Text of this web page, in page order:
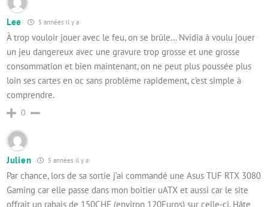
Lee 5 années il y a
À trop vouloir jouer avec le feu, on se brûle… Nvidia à voulu jouer
un jeu dangereux avec une gravure trop grosse et une grosse
consommation et bien maintenant, on ne peut plus poussée plus
loin ses cartes en oc sans problème rapidement, c’est simple à
comprendre.
0
Julien 5 années il y a
Par chance, lors de sa sortie j’ai commandé une Asus TUF RTX 3080
Gaming car elle passe dans mon boitier uATX et aussi car le site
offrait un rabais de 150CHF (environ 120Euros) sur celle-ci. Hâte